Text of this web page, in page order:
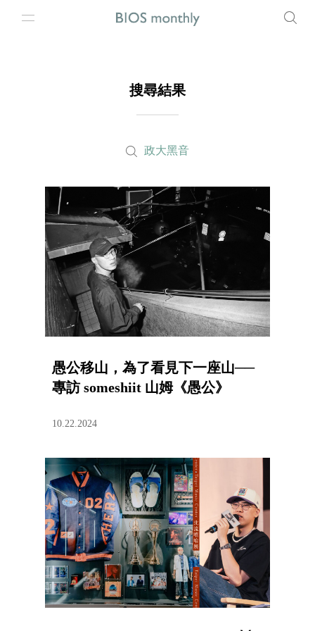
搜尋結果
政大黑音
愚公移山，為了看見下一座山──
專訪 someshiit 山姆《愚公》
10.22.2024